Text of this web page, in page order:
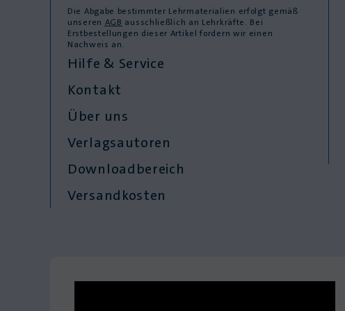
Die Abgabe bestimmter Lehrmaterialien erfolgt gemäß
unseren AGB ausschließlich an Lehrkräfte. Bei
Erstbestellungen dieser Artikel fordern wir einen
Nachweis an.
Hilfe & Service
Kontakt
Über uns
Verlagsautoren
Downloadbereich
Versandkosten